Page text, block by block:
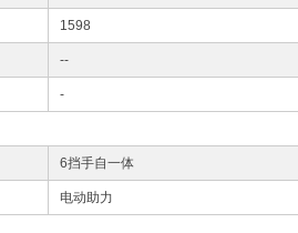
1598
--
-
6挡手自一体
电动助力